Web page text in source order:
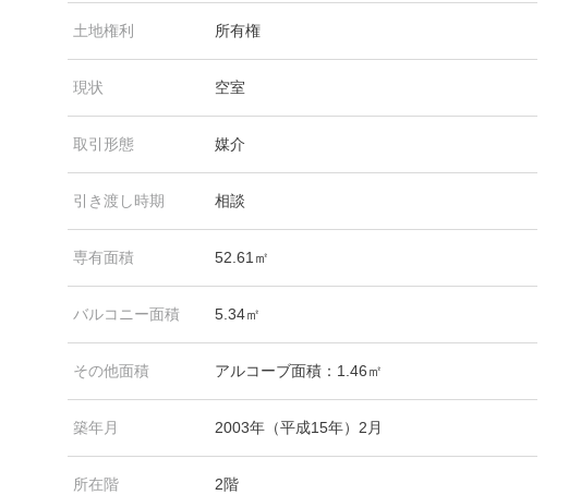
土地権利 所有権
現状 空室
取引形態 媒介
引き渡し時期 相談
専有面積 52.61㎡
バルコニー面積 5.34㎡
その他面積 アルコーブ面積：1.46㎡
築年月 2003年（平成15年）2月
所在階 2階